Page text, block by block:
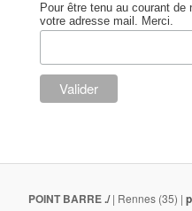
Pour être tenu au courant
votre adresse mail. Merci.
POINT BARRE./| Rennes (35) |